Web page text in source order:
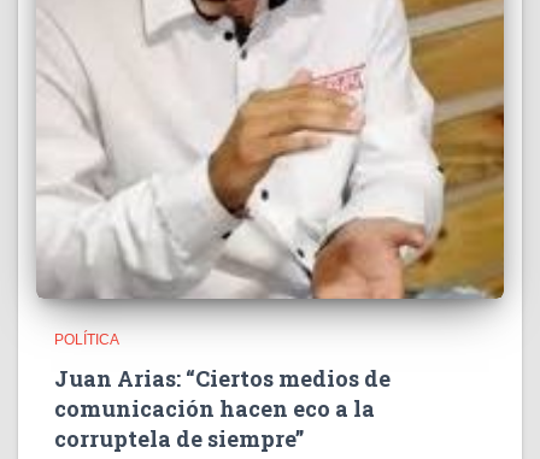
POLÍTICA
Juan Arias: “Ciertos medios de
comunicación hacen eco a la
corruptela de siempre”